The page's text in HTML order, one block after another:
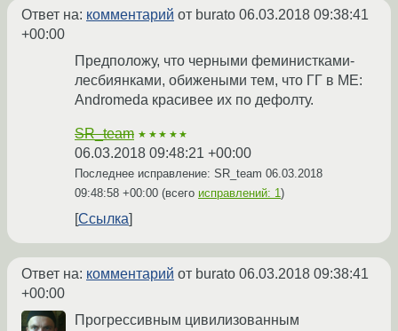
Ответ на: комментарий от burato 06.03.2018 09:38:41
+00:00
Предположу, что черными феминистками-
лесбиянками, обижеными тем, что ГГ в ME:
Andromeda красивее их по дефолту.
SR_team ★★★★★
06.03.2018 09:48:21 +00:00
Последнее исправление: SR_team 06.03.2018
09:48:58 +00:00 (всего исправлений: 1)
Ссылка
Ответ на: комментарий от burato 06.03.2018 09:38:41
+00:00
Прогрессивным цивилизованным